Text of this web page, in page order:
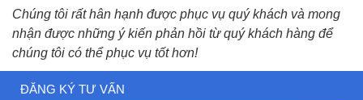
Chúng tôi rất hân hạnh được phục vụ quý khách và mong
nhận được những ý kiến phản hồi từ quý khách hàng để
chúng tôi có thể phục vụ tốt hơn!
ĐĂNG KÝ TƯ VẤN